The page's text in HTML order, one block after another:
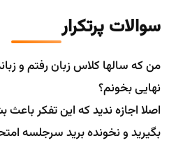
سوالات پرتکرار
من که سالها کلاس زبان رفتم و
نهایی بخونم؟
اصلا اجازه ندید که این تفکر
بگیرید و نخونده برید سرجلسه